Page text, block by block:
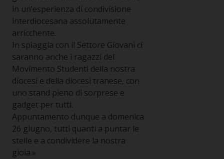
in un’esperienza di condivisione
interdiocesana assolutamente
arricchente.
In spiaggia con il Settore Giovani ci
saranno anche i ragazzi del
Movimento Studenti della nostra
diocesi e della diocesi tranese, con
uno stand pieno di sorprese e
gadget per tutti.
Appuntamento dunque a domenica
26 giugno, tutti quanti a puntar le
stelle e a condividere la nostra
gioia.»